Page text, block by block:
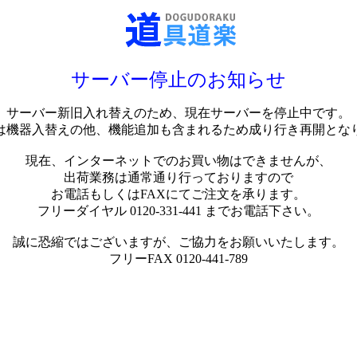
サーバー停止のお知らせ
サーバー新旧入れ替えのため、現在サーバーを停止中です。
機器入替えの他、機能追加も含まれるため成り行き再開とな
現在、インターネットでのお買い物はできませんが、
出荷業務は通常通り行っておりますので
お電話もしくはFAXにてご注文を承ります。
フリーダイヤル 0120-331-441 までお電話下さい。
誠に恐縮ではございますが、ご協力をお願いいたします。
フリーFAX 0120-441-789